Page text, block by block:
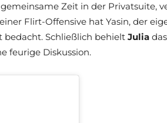
Zeit in der Privatsuite,
Flirt-Offensive hat Yasin, der
bedacht. Schließlich behielt Julia
feurige Diskussion.